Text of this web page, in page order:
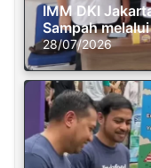
IMM DKI
Sampah
28/07/2026